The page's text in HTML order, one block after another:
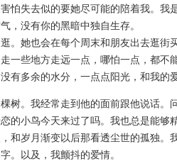
怕失去似的要她尽可能的陪着我。我
，没有你的黑暗中独自生存。
她也会在每个周末和朋友出去逛街买
一些地方走远一点，哪怕一点，都不
有多余的水分，一点点阳光，和我的
。我经常走到他的面前跟他说话。
的小鸟今天来过了吗。我也总是能够
和岁月渐变以后那看透尘世的孤独。
。以及，我颤抖的爱情。